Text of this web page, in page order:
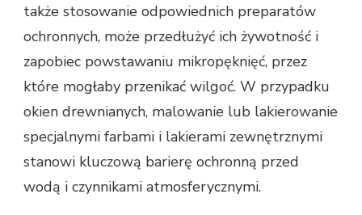
także stosowanie odpowiednich preparatów
ochronnych, może przedłużyć ich żywotność i
zapobiec powstawaniu mikropęknięć, przez
które mogłaby przenikać wilgoć. W przypadku
okien drewnianych, malowanie lub lakierowanie
specjalnymi farbami i lakierami zewnętrznymi
stanowi kluczową barierę ochronną przed
wodą i czynnikami atmosferycznymi.